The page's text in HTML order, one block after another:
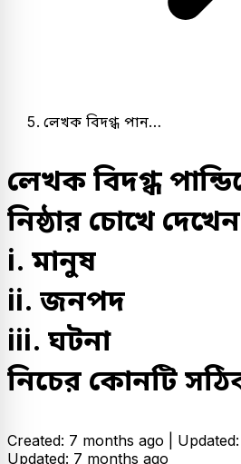
লেখক বিদগ্ধ পান…
লেখক বিদগ্ধ
নিষ্ঠার চোখে
i. মানুষ
ii. জনপদ
iii. ঘটনা
নিচের কোনটি
Created: 7 months ago |
Updated: 7 months ago